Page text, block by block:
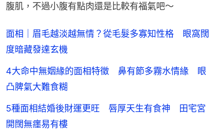
腹肌，不過小腹有點肉還是比較有福氣吧～
面相｜眉毛越淡越無情？從毛髮多寡知性格 眼窩闊
度暗藏發達玄機
4大命中無姻緣的面相特徵 鼻有節多霧水情緣 眼
凸脾氣大難食糊
5種面相結婚後財運更旺 唇厚天生有食神 田宅宮
開闊無癦易有樓